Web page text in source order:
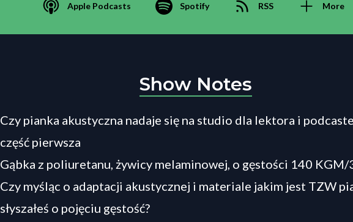
Apple Podcasts Spotify RSS More
Show Notes
Czy pianka akustyczna nadaje się na studio dla lektora i
część pierwsza
Gąbka z poliuretanu, żywicy melaminowej, o gęstości 140 KGM/
Czy myśląc o adaptacji akustycznej i materiale jakim jest TZW
słyszałeś o pojęciu gęstość?